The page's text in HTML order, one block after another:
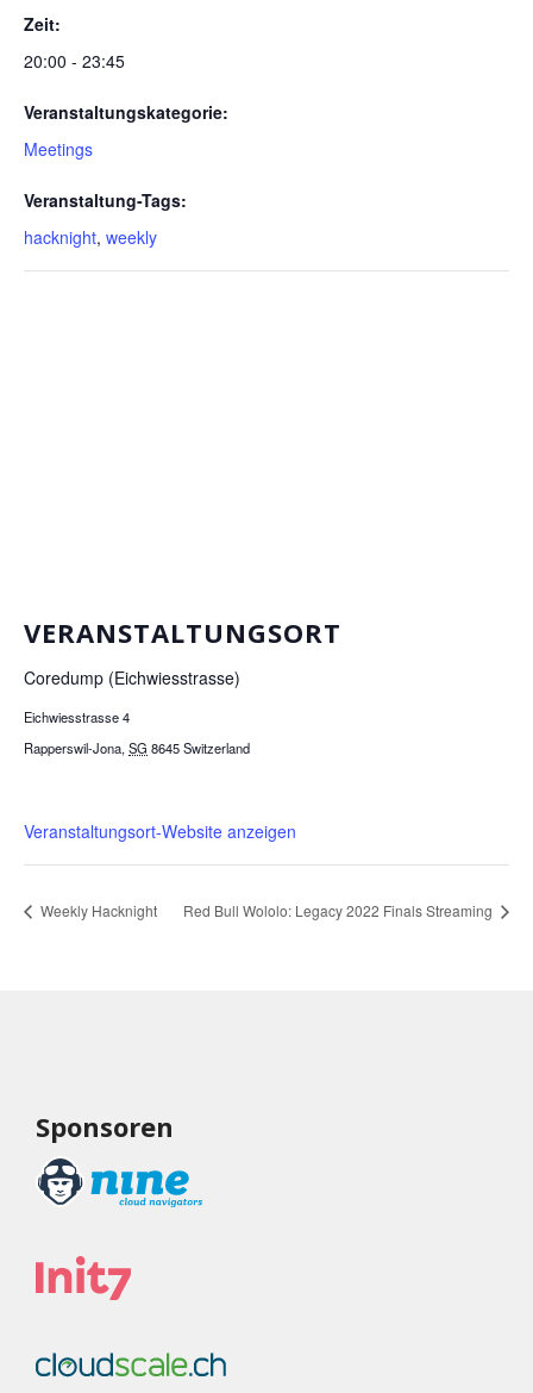
Zeit:
20:00 - 23:45
Veranstaltungskategorie:
Meetings
Veranstaltung-Tags:
hacknight, weekly
VERANSTALTUNGSORT
Coredump (Eichwiesstrasse)
Eichwiesstrasse 4
Rapperswil-Jona, SG 8645Switzerland
Veranstaltungsort-Website anzeigen
Weekly Hacknight Red Bull Wololo: Legacy 2022 Finals Streaming
Sponsoren